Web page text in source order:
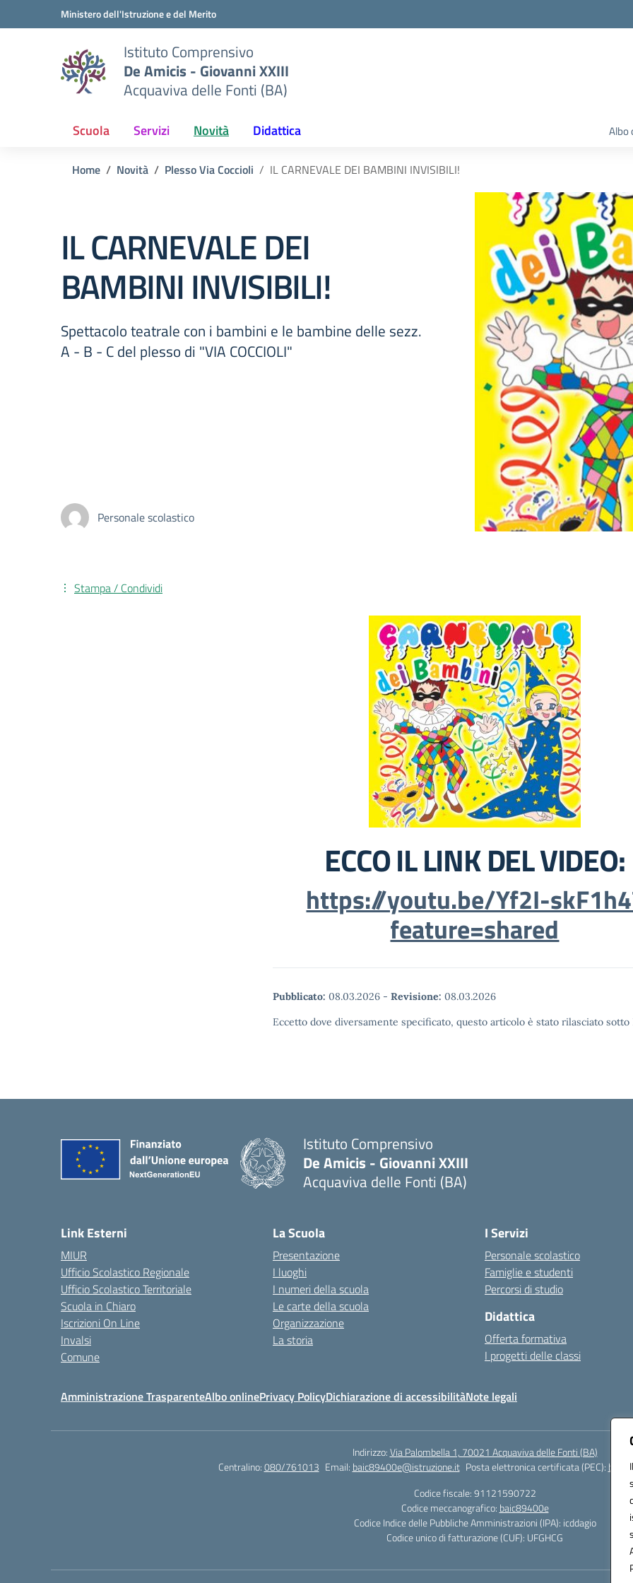
Vai ai contenuti
Vai al menu di navigazioneMinistero dell'Istruzione e del Merito
Istituto Comprensivo
De Amicis - Giovanni XXIII
Acquaviva delle Fonti (BA)
Scuola Servizi Novità Didattica Albo
Home Novità Plesso Via Coccioli IL CARNEVALE DEI BAMBINI INVISIBILI!
IL CARNEVALE DEI
BAMBINI INVISIBILI!
Spettacolo teatrale con i bambini e le bambine delle sezz.
A - B - C del plesso di "VIA COCCIOLI"
Personale scolastico
ECCO IL LINK DEL VIDEO:
https://youtu.be/Yf2I-
feature=shared
Pubblicato: 08.03.2026 - Revisione: 08.03.2026
Eccetto dove diversamente specificato, questo articolo è stato rilasciato
Stampa / Condividi
Istituto Comprensivo
De Amicis - Giovanni XXIII
Acquaviva delle Fonti (BA)
Link Esterni
MIUR
Ufficio Scolastico Regionale
Ufficio Scolastico Territoriale
Scuola in Chiaro
Iscrizioni On Line
Invalsi
Comune
La Scuola
Presentazione
I luoghi
I numeri della scuola
Le carte della scuola
Organizzazione
La storia
I Servizi
Personale scolastico
Famiglie e studenti
Percorsi di studio
Didattica
Offerta formativa
I progetti delle classi
Amministrazione TrasparenteAlbo onlinePrivacy PolicyDichiarazione di accessibilitàNote legali
Indirizzo:Via Palombella 1, 70021 Acquaviva delle Fonti (BA)
Centralino:080/761013 Email: baic89400e@istruzione.it Posta elettronica certificata (PEC):
Codice fiscale: 91121590722
Codice meccanografico: baic89400e
Codice Indice delle Pubbliche Amministrazioni (IPA): icddagio
Codice unico di fatturazione (CUF): UFGHCG